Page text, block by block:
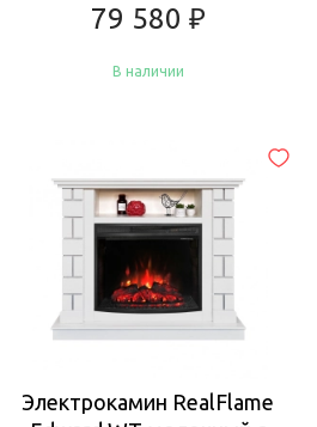
79 580 ₽
В наличии
Купить
Электрокамин RealFlame